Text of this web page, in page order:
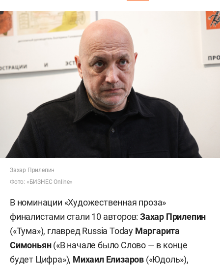
Захар Прилепин
Фото: «БИЗНЕС Online»
В номинации «Художественная проза»
финалистами стали 10 авторов:Захар Прилепин
(«Тума»), главред Russia Today Маргарита
Симоньян(«В начале было Слово — в конце
будет Цифра»), Михаил Елизаров («Юдоль»),